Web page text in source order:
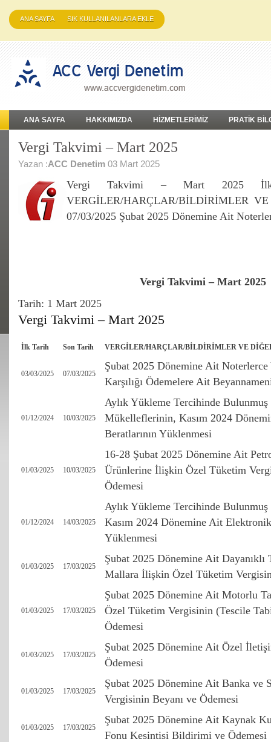
ANA SAYFA SIK KULLANILANLARA EKLE
ANA SAYFA HAKKIMIZDA HİZMETLERİMİZ PRATİK
Vergi Takvimi – Mart 2025
Yazan :ACC Denetim 03 Mart 2025
Vergi Takvimi – Mart 2025
VERGİLER/HARÇLAR/BİLDİRİMLER
07/03/2025 Şubat 2025 Dönemine Ait
Vergi Takvimi – Mart 2025
Tarih: 1 Mart 2025
Vergi Takvimi – Mart 2025
İlk Tarih Son Tarih VERGİLER/HARÇLAR/BİLDİRİMLER VE
03/03/2025 07/03/2025
Şubat 2025 Dönemine Ait Noterlerce
Karşılığı Ödemelere Ait
01/12/2024 10/03/2025
Aylık Yükleme Tercihinde
Mükelleflerinin, Kasım 2024
Beratlarının Yüklenmesi
01/03/2025 10/03/2025
16-28 Şubat 2025 Dönemine Ait
Ürünlerine İlişkin Özel Tüketim
Ödemesi
01/12/2024 14/03/2025
Aylık Yükleme Tercihinde
Kasım 2024 Dönemine Ait
Yüklenmesi
01/03/2025 17/03/2025
Şubat 2025 Dönemine Ait
Mallara İlişkin Özel Tüketim
01/03/2025 17/03/2025
Şubat 2025 Dönemine Ait Motorlu
Özel Tüketim Vergisinin (Tescile
Ödemesi
01/03/2025 17/03/2025
Şubat 2025 Dönemine Ait Özel
Ödemesi
01/03/2025 17/03/2025
Şubat 2025 Dönemine Ait Banka ve
Vergisinin Beyanı ve Ödemesi
01/03/2025 17/03/2025
Şubat 2025 Dönemine Ait Kaynak
Fonu Kesintisi Bildirimi ve Ödemesi